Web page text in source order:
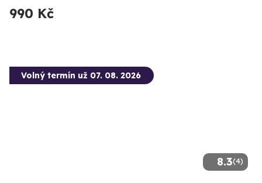
990 Kč
8.3(4)
Volný termín už 07. 08. 2026